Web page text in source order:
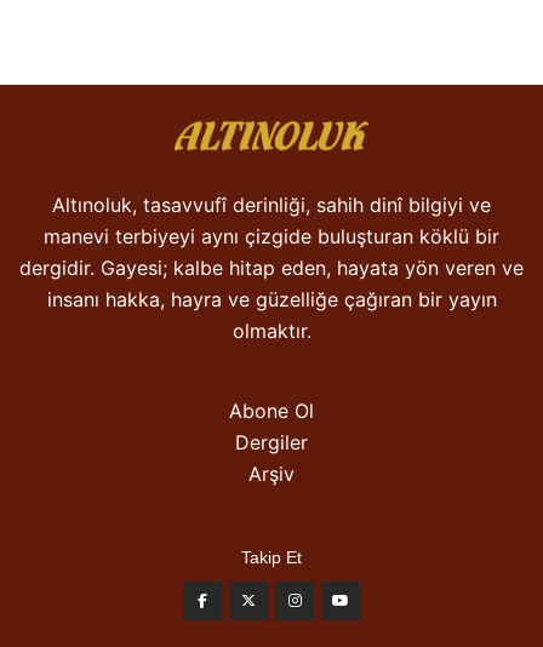
Altınoluk, tasavvufî derinliği, sahih dinî bilgiyi ve
manevi terbiyeyi aynı çizgide buluşturan köklü bir
dergidir. Gayesi; kalbe hitap eden, hayata yön veren ve
insanı hakka, hayra ve güzelliğe çağıran bir yayın
olmaktır.
Abone Ol
Dergiler
Arşiv
Takip Et